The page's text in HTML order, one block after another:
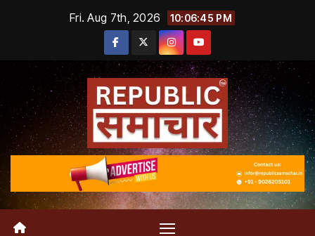
Fri. Aug 7th, 2026 10:06:45 PM